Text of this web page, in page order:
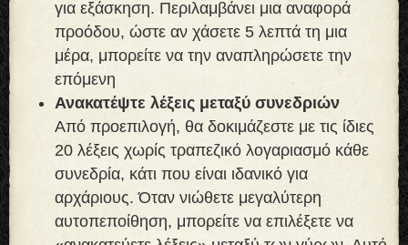
για εξάσκηση. Περιλαμβάνει μια αναφορά
προόδου, ώστε αν χάσετε 5 λεπτά τη μια
μέρα, μπορείτε να την αναπληρώσετε την
επόμενη
Ανακατέψτε λέξεις μεταξύ συνεδριών
Από προεπιλογή, θα δοκιμάζεστε με τις ίδιες
20 λέξεις χωρίς τραπεζικό λογαριασμό κάθε
συνεδρία, κάτι που είναι ιδανικό για
αρχάριους. Όταν νιώθετε μεγαλύτερη
αυτοπεποίθηση, μπορείτε να επιλέξετε να